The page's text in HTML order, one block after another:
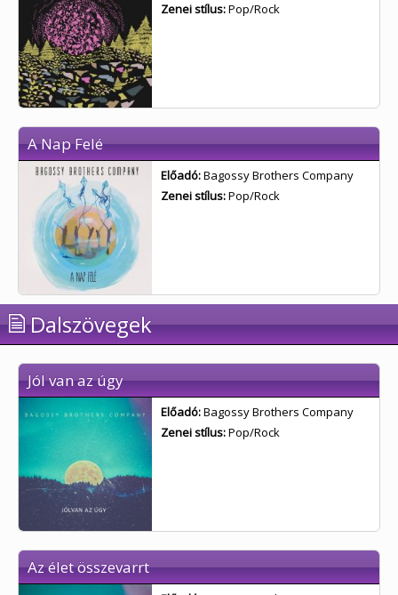
Zenei stílus:Pop/Rock
A Nap Felé
Előadó:Bagossy Brothers Company
Zenei stílus:Pop/Rock
Dalszövegek
Jól van az úgy
Előadó:Bagossy Brothers Company
Zenei stílus:Pop/Rock
Az élet összevarrt